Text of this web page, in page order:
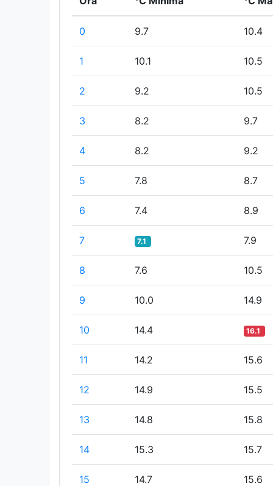
0 9.7 10.4
1 10.1 10.5
2 9.2 10.5
3 8.2 9.7
4 8.2 9.2
5 7.8 8.7
6 7.4 8.9
7 7.1 7.9
8 7.6 10.5
9 10.0 14.9
10 14.4 16.1
11 14.2 15.6
12 14.9 15.5
13 14.8 15.8
14 15.3 15.7
15 14.7 15.6